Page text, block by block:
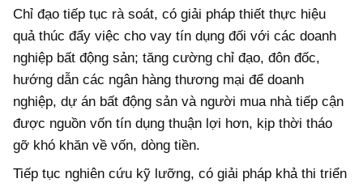
Chỉ đạo tiếp tục rà soát, có giải pháp thiết thực hiệu
quả thúc đẩy việc cho vay tín dụng đối với các doanh
nghiệp bất động sản; tăng cường chỉ đạo, đôn đốc,
hướng dẫn các ngân hàng thương mại để doanh
nghiệp, dự án bất động sản và người mua nhà tiếp cận
được nguồn vốn tín dụng thuận lợi hơn, kịp thời tháo
gỡ khó khăn về vốn, dòng tiền.
Tiếp tục nghiên cứu kỹ lưỡng, có giải pháp khả thi triển